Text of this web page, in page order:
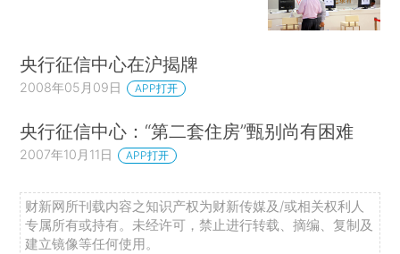
央行征信中心在沪揭牌
2008年05月09日 APP打开
央行征信中心：“第二套住房”甄别尚有困难
2007年10月11日 APP打开
财新网所刊载内容之知识产权为财新传媒及/或相关权利人
专属所有或持有。未经许可，禁止进行转载、摘编、复制及
建立镜像等任何使用。